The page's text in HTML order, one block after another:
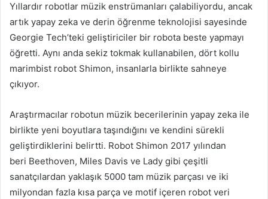
Yıllardır robotlar müzik enstrümanları çalabiliyordu, ancak
artık yapay zeka ve derin öğrenme teknolojisi sayesinde
Georgie Tech’teki geliştiriciler bir robota beste yapmayı
öğretti. Aynı anda sekiz tokmak kullanabilen, dört kollu
marimbist robot Shimon, insanlarla birlikte sahneye
çıkıyor.
Araştırmacılar robotun müzik becerilerinin yapay zeka ile
birlikte yeni boyutlara taşındığını ve kendini sürekli
geliştirdiklerini belirtti. Robot Shimon 2017 yılından
beri Beethoven, Miles Davis ve Lady gibi çeşitli
sanatçılardan yaklaşık 5000 tam müzik parçası ve iki
milyondan fazla kısa parça ve motif içeren robot veri